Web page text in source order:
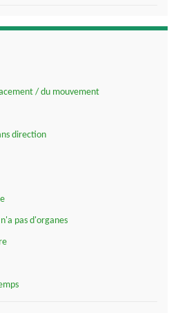
/ du mouvement
direction
pas d'organes